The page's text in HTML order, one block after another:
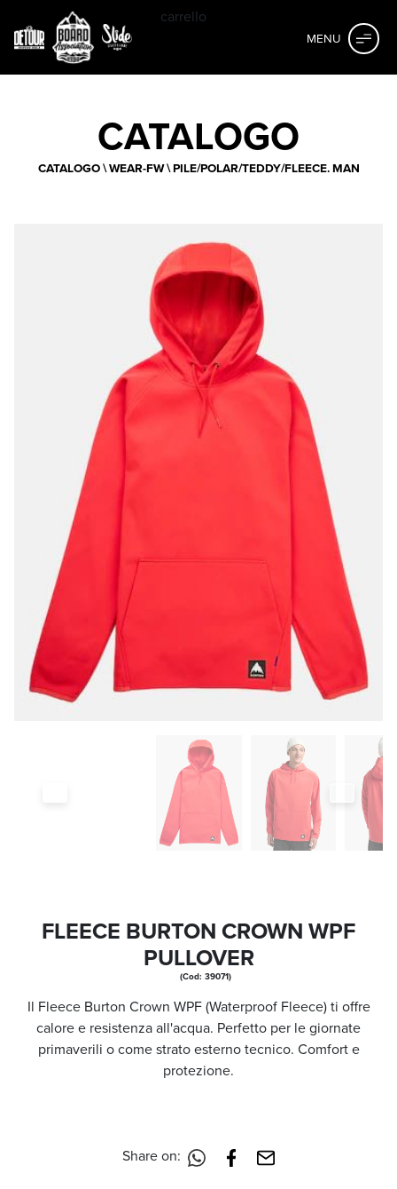
carrello
MENU
CATALOGO
CATALOGO\WEAR-FW\PILE/POLAR/TEDDY/FLEECE. MAN
FLEECE BURTON CROWN WPF
PULLOVER
(Cod: 39071)
Il Fleece Burton Crown WPF (Waterproof Fleece) ti offre
calore e resistenza all'acqua. Perfetto per le giornate
primaverili o come strato esterno tecnico. Comfort e
protezione.
Share on: